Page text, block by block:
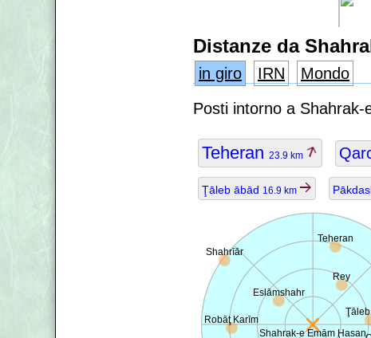
Distanze da
in giro IRN
Mondo
Posti intorno a
Teheran 23.9 km
Ţāleb ābād 16.9 km
Shahrak-e Emām Ḩasan
Teheran
Robāţ Karīm
Shahrīār
Rey
Eslāmshahr